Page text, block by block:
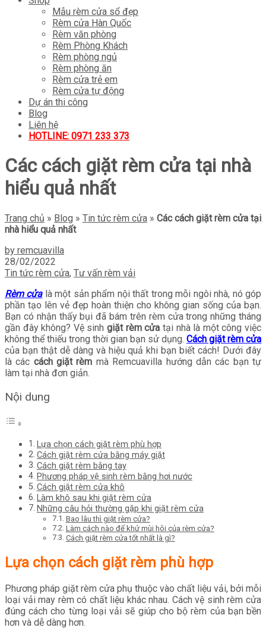
Mẫu rèm cửa sổ đẹp
Rèm cửa Hàn Quốc
Rèm văn phòng
Rèm Phòng Khách
Rèm phòng ngủ
Rèm phòng ăn
Rèm cửa trẻ em
Rèm cửa tự động
Dự án thi công
Blog
Liên hệ
HOTLINE: 0971 233 373
Các cách giặt rèm cửa tại nhà
hiểu quả nhất
Trang chủ » Blog » Tin tức rèm cửa » Các cách giặt rèm cửa tại
nhà hiểu quả nhất
by remcuavilla
28/02/2022
Tin tức rèm cửa, Tư vấn rèm vải
Rèm cửalà một sản phẩm nội thất trong mỗi ngôi nhà, nó góp
phần tạo lên vẻ đẹp hoàn thiện cho không gian sống của bạn.
Bạn có nhận thấy bụi đã bám trên rèm cửa trong những tháng
gần đây không? Vệ sinhgiặt rèm cửa tại nhà là một công việc
không thể thiếu trong thời gian bạn sử dụng. Cách giặt rèm cửa
của bạn thật dễ dàng và hiệu quả khi bạn biết cách! Dưới đây
là các cách giặt rèm mà Remcuavilla hướng dẫn các bạn tự
làm tại nhà đơn giản.
Nội dung
Lựa chọn cách giặt rèm phù hợp
Cách giặt rèm cửa bằng máy giặt
Cách giặt rèm bằng tay
Phương pháp vệ sinh rèm bằng hơi nước
Cách giặt rèm cửa khô
Làm khô sau khi giặt rèm cửa
Những câu hỏi thường gặp khi giặt rèm cửa
Bao lâu thì giặt rèm cửa?
Làm cách nào để khử mùi hôi của rèm cửa?
Cách giặt rèm cửa tốt nhất là gì?
Lựa chọn cách giặt rèm phù hợp
Phương pháp giặt rèm cửa phụ thuộc vào chất liệu vải, bởi mỗi
loại vải may rèm có chất liệu khác nhau. Cách vệ sinh rèm cửa
đúng cách cho từng loại vải sẽ giúp cho bộ rèm của bạn bền
hơn và dễ dàng hơn.